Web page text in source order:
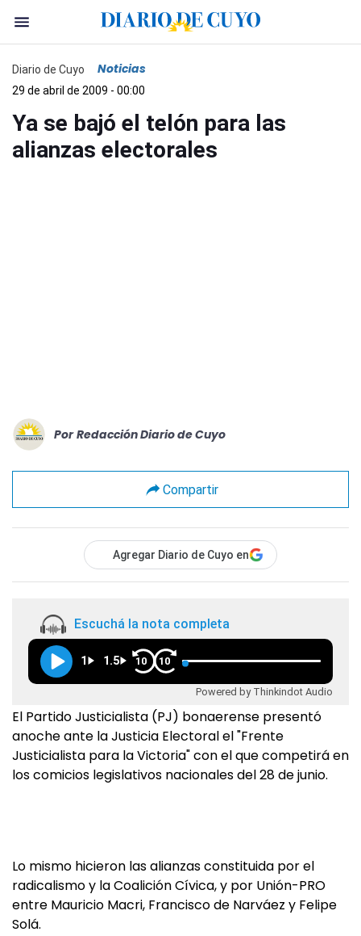
Diario de Cuyo Noticias
29 de abril de 2009 - 00:00
Ya se bajó el telón para las
alianzas electorales
Por Redacción Diario de Cuyo
Compartir
Agregar Diario de Cuyo en
Escuchá la nota completa
1 1.5 10 10
Powered by Thinkindot Audio
El Partido Justicialista (PJ) bonaerense presentó
anoche ante la Justicia Electoral el "Frente
Justicialista para la Victoria" con el que competirá en
los comicios legislativos nacionales del 28 de junio.
Lo mismo hicieron las alianzas constituida por el
radicalismo y la Coalición Cívica, y por Unión-PRO
entre Mauricio Macri, Francisco de Narváez y Felipe
Solá.